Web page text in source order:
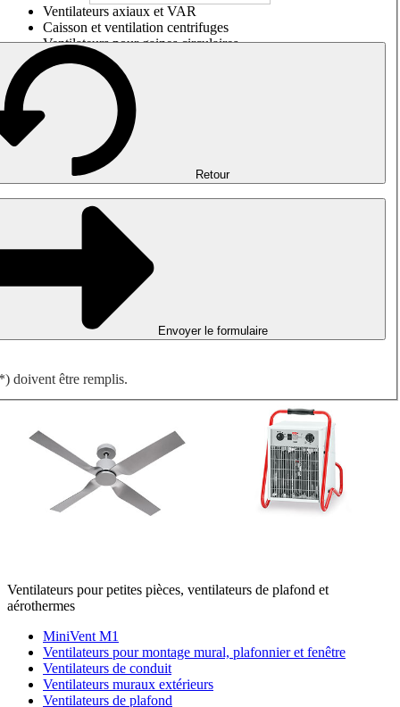
Ventilateurs axiaux et VAR
Caisson et ventilation centrifuges
Ventilateurs pour gaines circulaires
Ventilateurs pour gaines rectangulaires
Tourelles de toiture
Désenfumage, détection incendie et ventilation de parking
Ventilateurs antidéflagrants
Mesurer. Contrôler. Réguler.
Traitement d'air
Accessoires aérauliques
Ventilateurs pour petites pièces, ventilateurs de plafond et
aérothermes
MiniVent M1
Ventilateurs pour montage mural, plafonnier et fenêtre
Ventilateurs de conduit
Ventilateurs muraux extérieurs
Ventilateurs de plafond
Retour
Envoyer le formulaire
doivent être remplis.